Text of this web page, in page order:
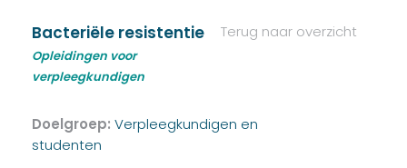
Terug naar overzicht
Bacteriële resistentie
Opleidingen voor
verpleegkundigen
Doelgroep: Verpleegkundigen en
studenten